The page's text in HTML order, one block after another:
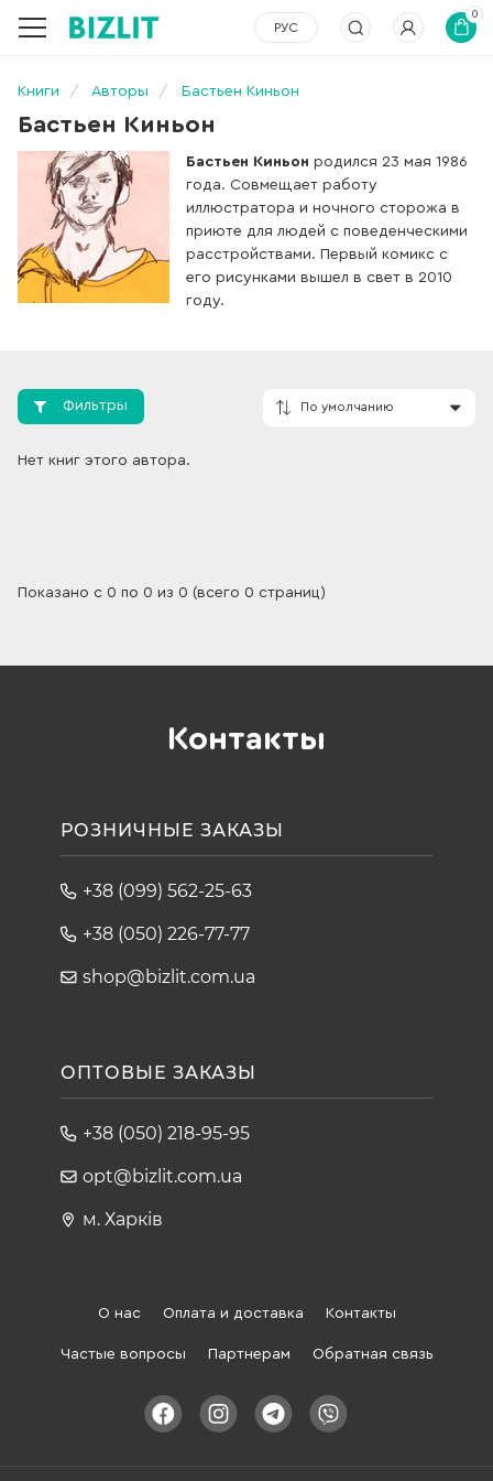
РУС
0
Книги Авторы Бастьен Киньон
Бастьен Киньон
Бастьен Киньон родился 23 мая 1986
года. Совмещает работу
иллюстратора и ночного сторожа в
приюте для людей с поведенческими
расстройствами. Первый комикс с
его рисунками вышел в свет в 2010
году.
Фильтры
Нет книг этого автора.
Показано с 0 по 0 из 0 (всего 0 страниц)
Контакты
РОЗНИЧНЫЕ ЗАКАЗЫ
+38 (099) 562-25-63
+38 (050) 226-77-77
shop@bizlit.com.ua
ОПТОВЫЕ ЗАКАЗЫ
+38 (050) 218-95-95
opt@bizlit.com.ua
м. Харків
О нас Оплата и доставка Контакты
Частые вопросы Партнерам Обратная связь